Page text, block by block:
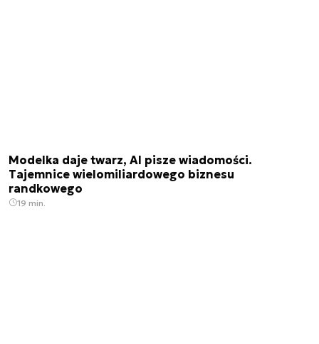
Modelka daje twarz, AI pisze wiadomości.
Tajemnice wielomiliardowego biznesu
randkowego
19 min.